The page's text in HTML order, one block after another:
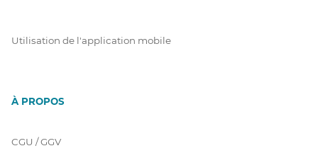
Utilisation de l'application mobile
À PROPOS
CGU / GGV